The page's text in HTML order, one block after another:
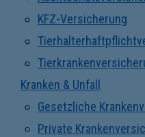
KFZ-Versicherung
Kranken & Unfall
Gesetzliche
Private